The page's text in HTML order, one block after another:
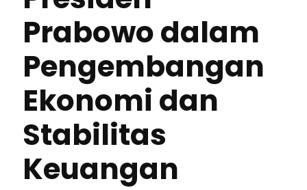
Prabowo dalam
Pengembangan
Ekonomi dan
Stabilitas
Keuangan